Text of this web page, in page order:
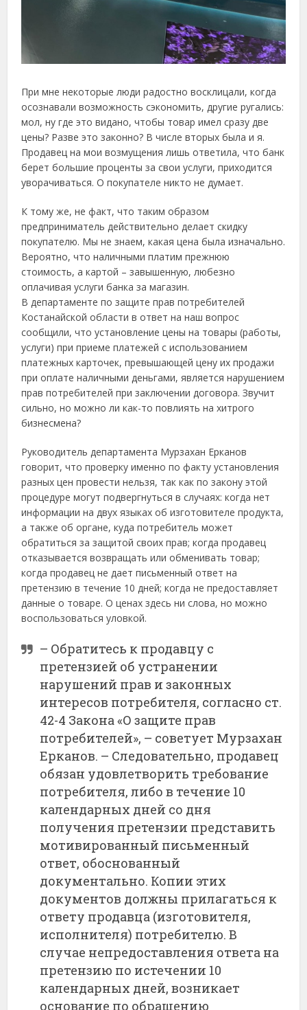
При мне некоторые люди радостно восклицали, когда
осознавали возможность сэкономить, другие ругались:
мол, ну где это видано, чтобы товар имел сразу две
цены? Разве это законно? В числе вторых была и я.
Продавец на мои возмущения лишь ответила, что банк
берет большие проценты за свои услуги, приходится
уворачиваться. О покупателе никто не думает.
К тому же, не факт, что таким образом
предприниматель действительно делает скидку
покупателю. Мы не знаем, какая цена была изначально.
Вероятно, что наличными платим прежнюю
стоимость, а картой – завышенную, любезно
оплачивая услуги банка за магазин.
В департаменте по защите прав потребителей
Костанайской области в ответ на наш вопрос
сообщили, что установление цены на товары (работы,
услуги) при приеме платежей с использованием
платежных карточек, превышающей цену их продажи
при оплате наличными деньгами, является нарушением
прав потребителей при заключении договора. Звучит
сильно, но можно ли как-то повлиять на хитрого
бизнесмена?
Руководитель департамента Мурзахан Ерканов
говорит, что проверку именно по факту установления
разных цен провести нельзя, так как по закону этой
процедуре могут подвергнуться в случаях: когда нет
информации на двух языках об изготовителе продукта,
а также об органе, куда потребитель может
обратиться за защитой своих прав; когда продавец
отказывается возвращать или обменивать товар;
когда продавец не дает письменный ответ на
претензию в течение 10 дней; когда не предоставляет
данные о товаре. О ценах здесь ни слова, но можно
воспользоваться уловкой.
– Обратитесь к продавцу с
претензией об устранении
нарушений прав и законных
интересов потребителя, согласно ст.
42-4 Закона «О защите прав
потребителей», – советует Мурзахан
Ерканов. – Следовательно, продавец
обязан удовлетворить требование
потребителя, либо в течение 10
календарных дней со дня
получения претензии представить
мотивированный письменный
ответ, обоснованный
документально. Копии этих
документов должны прилагаться к
ответу продавца (изготовителя,
исполнителя) потребителю. В
случае непредоставления ответа на
претензию по истечении 10
календарных дней, возникает
основание по обращению